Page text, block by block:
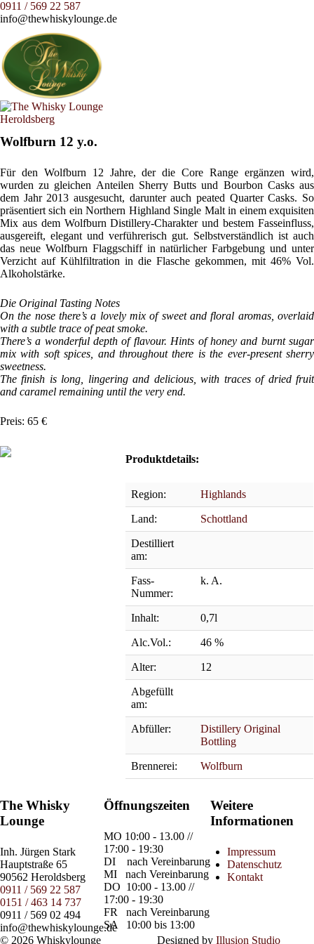
0911 / 569 22 587
info@thewhiskylounge.de
Wolfburn 12 y.o.
Für den Wolfburn 12 Jahre, der die Core Range ergänzen wird,
wurden zu gleichen Anteilen Sherry Butts und Bourbon Casks aus
dem Jahr 2013 ausgesucht, darunter auch peated Quarter Casks. So
präsentiert sich ein Northern Highland Single Malt in einem exquisiten
Mix aus dem Wolfburn Distillery-Charakter und bestem Fasseinfluss,
ausgereift, elegant und verführerisch gut. Selbstverständlich ist auch
das neue Wolfburn Flaggschiff in natürlicher Farbgebung und unter
Verzicht auf Kühlfiltration in die Flasche gekommen, mit 46% Vol.
Alkoholstärke.
Die Original Tasting Notes
On the nose there’s a lovely mix of sweet and floral aromas, overlaid
with a subtle trace of peat smoke.
There’s a wonderful depth of flavour. Hints of honey and burnt sugar
mix with soft spices, and throughout there is the ever-present sherry
sweetness.
The finish is long, lingering and delicious, with traces of dried fruit
and caramel remaining until the very end.
Preis: 65 €
Produktdetails:
Region: Highlands
Land: Schottland
Destilliert
am:
Fass-
Nummer:
k. A.
Inhalt: 0,7l
Alc.Vol.: 46 %
Alter: 12
Abgefüllt
am:
Abfüller:
Distillery Original
Bottling
Brennerei: Wolfburn
The Whisky
Lounge
Inh. Jürgen Stark
Hauptstraße 65
90562 Heroldsberg
0911 / 569 22 587
0151 / 463 14 737
0911 / 569 02 494
info@thewhiskylounge.de
Öffnungszeiten
MO 10:00 - 13.00 //
17:00 - 19:30
DI
nach Vereinbarung
MI
nach Vereinbarung
DO 10:00 - 13.00 //
17:00 - 19:30
FR
nach Vereinbarung
SA
10:00 bis 13:00
Weitere
Informationen
Impressum
Datenschutz
Kontakt
© 2026 Whiskylounge Designed by Illusion Studio